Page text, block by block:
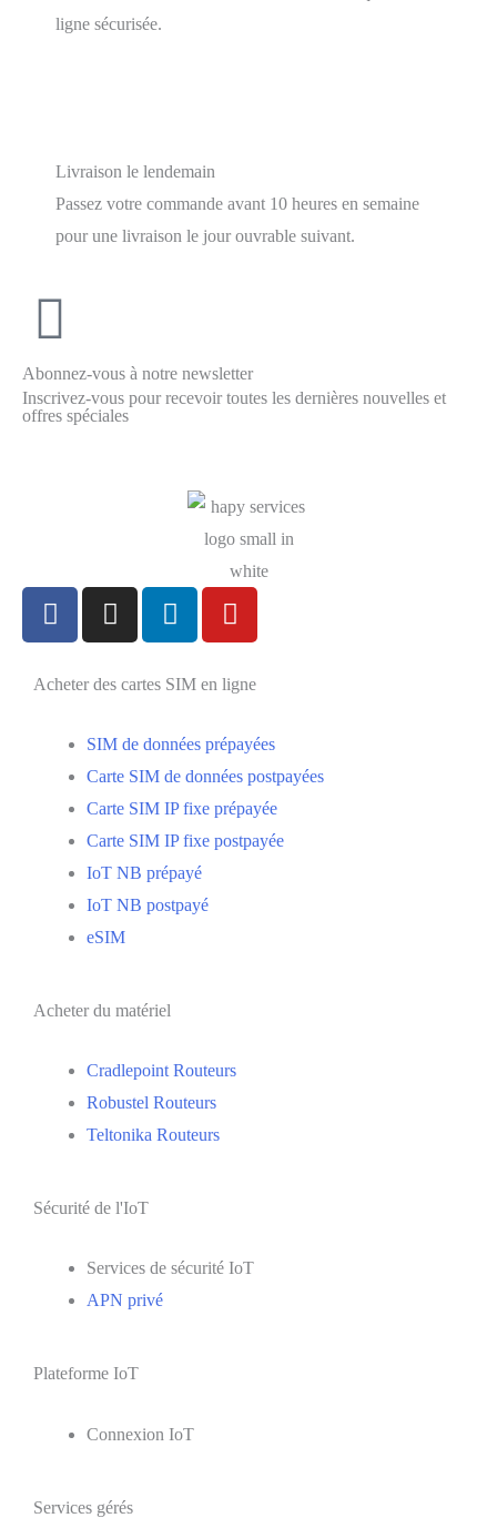
ligne sécurisée.
Livraison le lendemain
Passez votre commande avant 10 heures en semaine
pour une livraison le jour ouvrable suivant.
Abonnez-vous à notre newsletter
Inscrivez-vous pour recevoir toutes les dernières nouvelles et
offres spéciales
Acheter des cartes SIM en ligne
SIM de données prépayées
Carte SIM de données postpayées
Carte SIM IP fixe prépayée
Carte SIM IP fixe postpayée
IoT NB prépayé
IoT NB postpayé
eSIM
Acheter du matériel
Cradlepoint Routeurs
Robustel Routeurs
Teltonika Routeurs
Sécurité de l'IoT
Services de sécurité IoT
APN privé
Plateforme IoT
Connexion IoT
Services gérés